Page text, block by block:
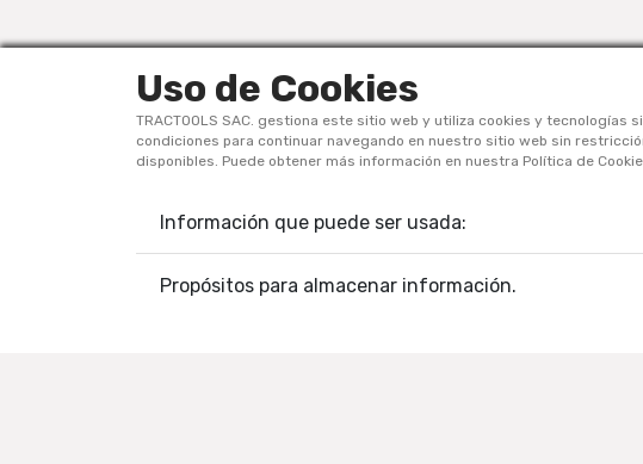
Uso de Cookies
TRACTOOLS SAC. gestiona este sitio web y utiliza cookies y
condiciones para continuar navegando en nuestro sitio web sin
disponibles. Puede obtener más información en nuestra Política de
Información que puede ser usada:
Propósitos para almacenar información.